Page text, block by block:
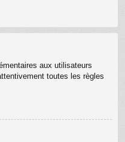
aux utilisateurs
toutes les règles